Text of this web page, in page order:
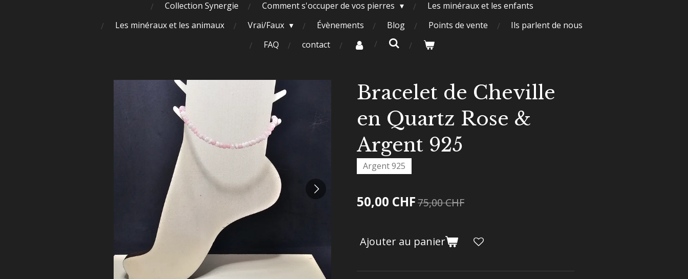
Collection Synergie
Comment s'occuper de vos pierres
Les minéraux et les enfants
Les minéraux et les animaux
Vrai/Faux Évènements Blog Points de vente
Ils parlent de nous
FAQ
contact
Bracelet de Cheville
en Quartz Rose &
Argent 925
Argent 925
50,00 CHF75,00 CHF
Ajouter au panier